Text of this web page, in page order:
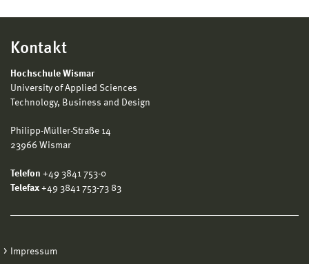
Kontakt
Hochschule Wismar
University of Applied Sciences
Technology, Business and Design
Philipp-Müller-Straße 14
23966 Wismar
Telefon +49 3841 753-0
Telefax +49 3841 753-73 83
Impressum